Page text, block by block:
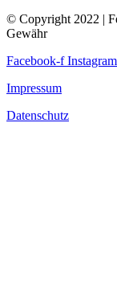
© Copyright 2022 |
Gewähr
Facebook-f Instagram
Impressum
Datenschutz